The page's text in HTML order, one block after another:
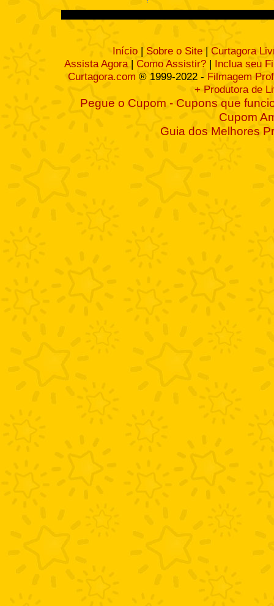
Início | Sobre o Site | Curtagora
Assista Agora| Como Assistir? | Inclua seu
Curtagora.com ® 1999-2022 - Filmagem
+ Produtora de
Pegue o Cupom - Cupons que
Cupom
Guia dos Melhores